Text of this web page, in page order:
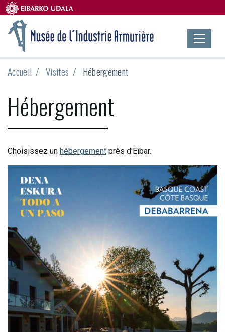
Accueil Visites Hébergement
Hébergement
Choisissez un hébergement près d'Eibar.